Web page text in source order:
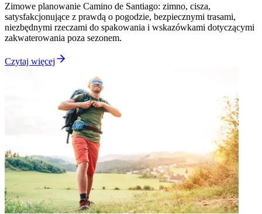
Zimowe planowanie Camino de Santiago: zimno, cisza,
satysfakcjonujące z prawdą o pogodzie, bezpiecznymi trasami,
niezbędnymi rzeczami do spakowania i wskazówkami dotyczącymi
zakwaterowania poza sezonem.
Czytaj więcej